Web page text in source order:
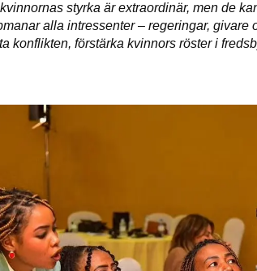
styrka är extraordinär, men de
alla intressenter – regeringar, givare
konflikten, förstärka kvinnors röster i